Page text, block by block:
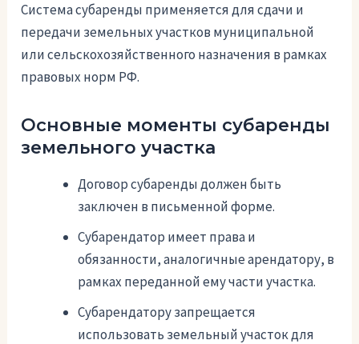
Система субаренды применяется для сдачи и
передачи земельных участков муниципальной
или сельскохозяйственного назначения в рамках
правовых норм РФ.
Основные моменты субаренды
земельного участка
Договор субаренды должен быть
заключен в письменной форме.
Субарендатор имеет права и
обязанности, аналогичные арендатору, в
рамках переданной ему части участка.
Субарендатору запрещается
использовать земельный участок для